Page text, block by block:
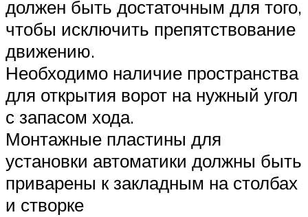
должен быть достаточным для того,
чтобы исключить препятствование
движению.
Необходимо наличие пространства
для открытия ворот на нужный угол
с запасом хода.
Монтажные пластины для
установки автоматики должны быть
приварены к закладным на столбах
и створке